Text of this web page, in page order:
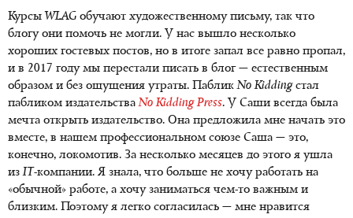
Курсы WLAG обучают художественному письму, так что
блогу они помочь не могли. У нас вышло несколько
хороших гостевых постов, но в итоге запал все равно пропал,
и в 2017 году мы перестали писать в блог — естественным
образом и без ощущения утраты. ПабликNo Kiddingстал
пабликом издательстваNo Kidding Press. У Саши всегда была
мечта открыть издательство. Она предложила мне начать это
вместе, в нашем профессиональном союзе Саша — это,
конечно, локомотив. За несколько месяцев до этого я ушла
изIT -компании. Я знала, что больше не хочу работать на
«обычной» работе, а хочу заниматься чем-то важным и
близким. Поэтому я легко согласилась — мне нравится